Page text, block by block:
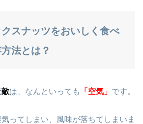
スナッツをおいしく食べ
法とは？
敵は、なんといっても 「空気」 です。
ってしまい、風味が落ちてしまいま